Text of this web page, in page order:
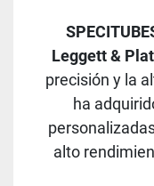
Leggett &
precisión y la
ha
alto